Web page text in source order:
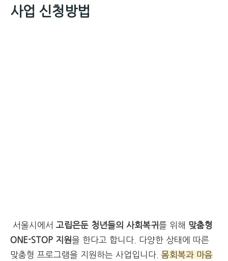
사업 신청방법
서울시에서 고립은둔 청년들의 사회복귀를 위해 맞춤형
ONE-STOP 지원을 한다고 합니다. 다양한 상태에 따른
맞춤형 프로그램을 지원하는 사업입니다. 몸회복과 마음